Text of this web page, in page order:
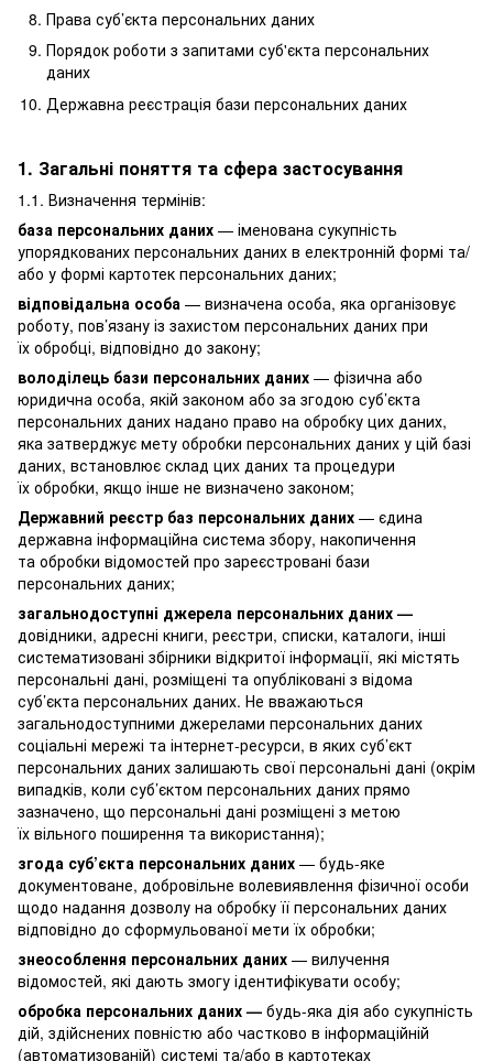
Права суб’єкта персональних даних
Порядок роботи з запитами суб'єкта персональних
даних
Державна реєстрація бази персональних даних
1. Загальні поняття та сфера застосування
1.1. Визначення термінів:
база персональних даних — іменована сукупність
упорядкованих персональних даних в електронній формі та/
або у формі картотек персональних даних;
відповідальна особа — визначена особа, яка організовує
роботу, пов’язану із захистом персональних даних при
їх обробці, відповідно до закону;
володілець бази персональних даних — фізична або
юридична особа, якій законом або за згодою суб’єкта
персональних даних надано право на обробку цих даних,
яка затверджує мету обробки персональних даних у цій базі
даних, встановлює склад цих даних та процедури
їх обробки, якщо інше не визначено законом;
Державний реєстр баз персональних даних — єдина
державна інформаційна система збору, накопичення
та обробки відомостей про зареєстровані бази
персональних даних;
загальнодоступні джерела персональних даних —
довідники, адресні книги, реєстри, списки, каталоги, інші
систематизовані збірники відкритої інформації, які містять
персональні дані, розміщені та опубліковані з відома
суб’єкта персональних даних. Не вважаються
загальнодоступними джерелами персональних даних
соціальні мережі та інтернет-ресурси, в яких суб’єкт
персональних даних залишають свої персональні дані (окрім
випадків, коли суб’єктом персональних даних прямо
зазначено, що персональні дані розміщені з метою
їх вільного поширення та використання);
згода суб’єкта персональних даних — будь-яке
документоване, добровільне волевиявлення фізичної особи
щодо надання дозволу на обробку її персональних даних
відповідно до сформульованої мети їх обробки;
знеособлення персональних даних — вилучення
відомостей, які дають змогу ідентифікувати особу;
обробка персональних даних — будь-яка дія або сукупність
дій, здійснених повністю або частково в інформаційній
(автоматизованій) системі та/або в картотеках